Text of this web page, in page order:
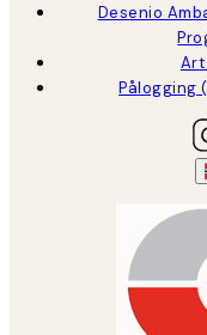
Desenio
Art
Pålogging